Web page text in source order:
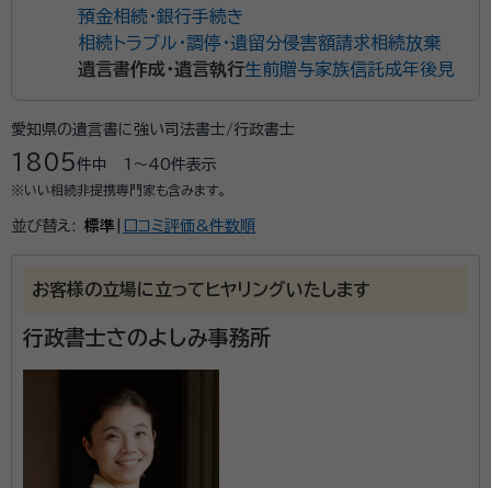
預金相続・銀行手続き
相続トラブル・調停・遺留分侵害額請求相続放棄
遺言書作成・遺言執行生前贈与家族信託成年後見
愛知県の遺言書に強い司法書士/行政書士
1805件中 1〜40件表示
※いい相続非提携専門家も含みます。
並び替え: 標準 口コミ評価&件数順
お客様の立場に立ってヒヤリングいたします
行政書士さのよしみ事務所